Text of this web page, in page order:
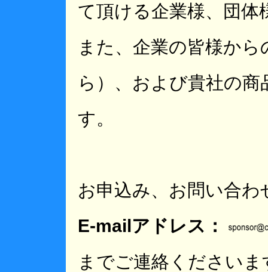
て頂ける企業様、団
また、企業の皆様か
ら）、および貴社の
す。
お申込み、お問い合
E-mailアドレス：
までご連絡ください